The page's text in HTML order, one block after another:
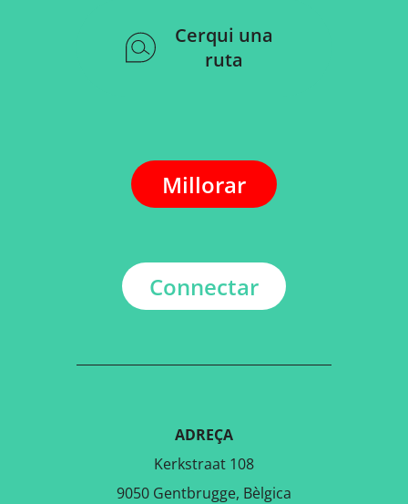
Cerqui una
ruta
Millorar
Connectar
ADREÇA
Kerkstraat 108
9050 Gentbrugge, Bèlgica